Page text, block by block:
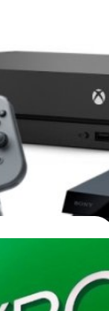
,Nintendo
เครื่องเกมไหนจะ
ของไมโคร
บ